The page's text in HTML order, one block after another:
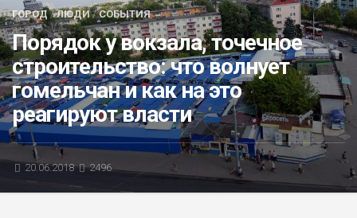
БЛИЦ-ОПРОС
АФИША
ГОРОД/ЛЮДИ/СОБЫТИЯ
Порядок у вокзала, точечное
строительство: что волнует
гомельчан и как на это
реагируют власти
20.06.2018 2496